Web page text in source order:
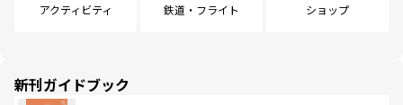
アクティビティ 鉄道・フライト ショップ
新刊ガイドブック